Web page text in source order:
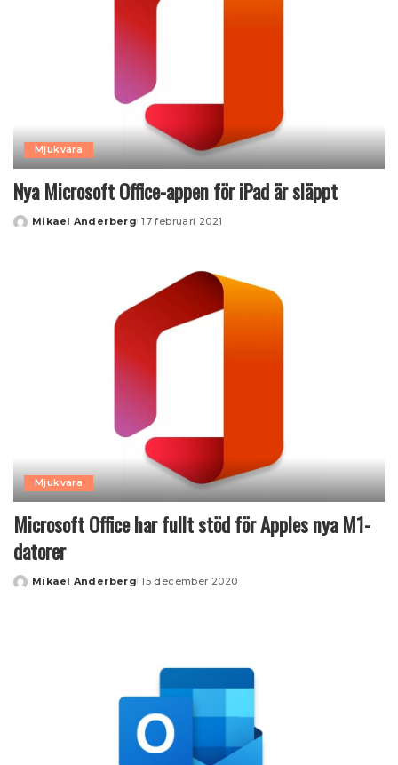
Mjukvara
Nya Microsoft Office-appen för iPad är släppt
Posted
Mikael Anderberg 17 februari 2021
Mjukvara
Microsoft Office har fullt stöd för Apples nya M1-
datorer
Posted
Mikael Anderberg 15 december 2020